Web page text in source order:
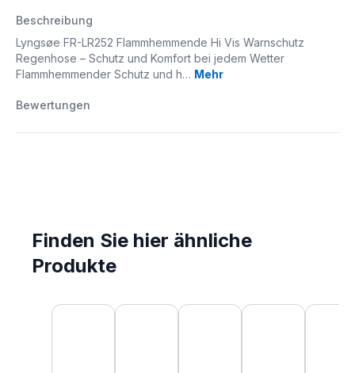
Beschreibung
Lyngsøe FR-LR252 Flammhemmende Hi Vis Warnschutz
Regenhose – Schutz und Komfort bei jedem Wetter
Flammhemmender Schutz und h… Mehr
Bewertungen
Finden Sie hier ähnliche
Produkte
Produktgalerie überspringen